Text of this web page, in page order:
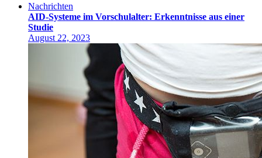
Nachrichten
AID-Systeme im Vorschulalter: Erkenntnisse aus einer
Studie
August 22, 2023